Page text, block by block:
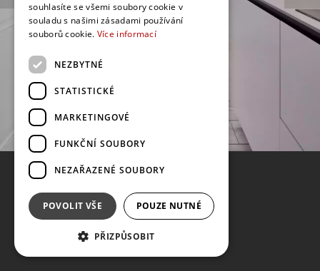
souhlasíte se všemi soubory cookie v
souladu s našimi zásadami používání
souborů cookie. Více informací
NEZBYTNÉ
STATISTICKÉ
MARKETINGOVÉ
FUNKČNÍ SOUBORY
NEZAŘAZENÉ SOUBORY
POVOLIT VŠE POUZE NUTNÉ
PŘIZPŮSOBIT